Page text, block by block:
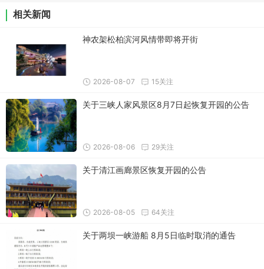
相关新闻
神农架松柏滨河风情带即将开街
15关注
2026-08-07
关于三峡人家风景区8月7日起恢复开园的公告
29关注
2026-08-06
关于清江画廊景区恢复开园的公告
64关注
2026-08-05
关于两坝一峡游船 8月5日临时取消的通告